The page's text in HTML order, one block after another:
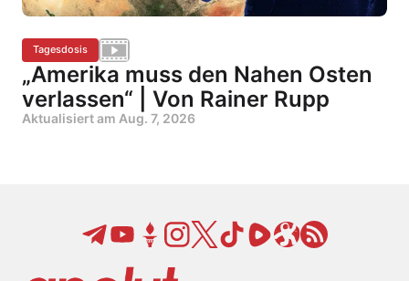
Tagesdosis
„Amerika muss den Nahen Osten
verlassen“ | Von Rainer Rupp
Aktualisiert am Aug. 7, 2026